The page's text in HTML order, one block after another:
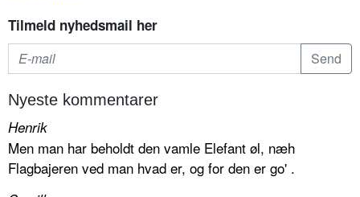
Tilmeld nyhedsmail her
Nyeste kommentarer
Henrik
Men man har beholdt den vamle Elefant øl, næh
Flagbajeren ved man hvad er, og for den er go' .